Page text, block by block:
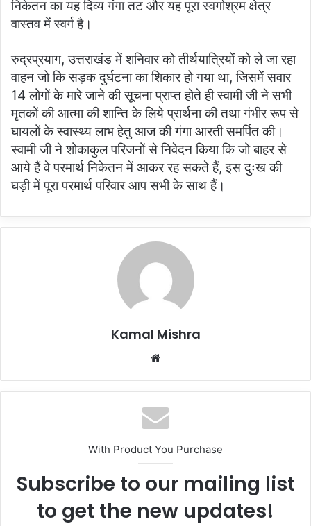
निकेतन का यह दिव्य गंगा तट और यह पूरा स्वर्गाश्रम क्षेत्र
वास्तव में स्वर्ग है।
रुद्रप्रयाग, उत्तराखंड में शनिवार को तीर्थयात्रियों को ले जा रहा
वाहन जो कि सड़क दुर्घटना का शिकार हो गया था, जिसमें सवार
14 लोगों के मारे जाने की सूचना प्राप्त होते ही स्वामी जी ने सभी
मृतकों की आत्मा की शान्ति के लिये प्रार्थना की तथा गंभीर रूप से
घायलों के स्वास्थ्य लाभ हेतु आज की गंगा आरती समर्पित की।
स्वामी जी ने शोकाकुल परिजनों से निवेदन किया कि जो बाहर से
आये हैं वे परमार्थ निकेतन में आकर रह सकते हैं, इस दुःख की
घड़ी में पूरा परमार्थ परिवार आप सभी के साथ हैं।
Kamal Mishra
Website
With Product You Purchase
Subscribe to our mailing list
to get the new updates!